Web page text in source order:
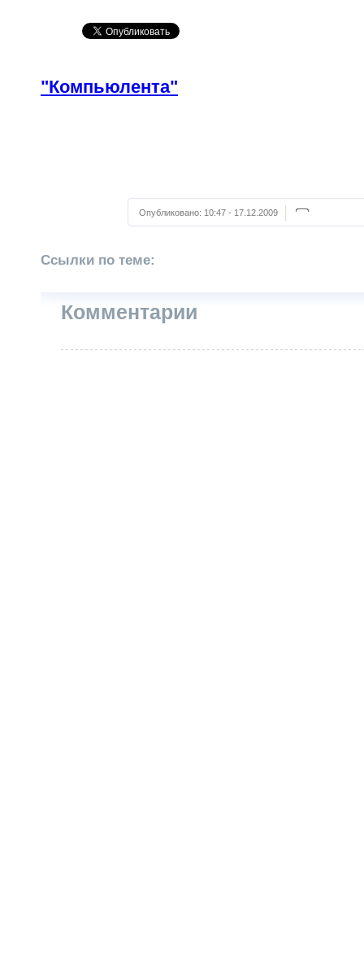
"Компьюлента"
Опубликовано: 10:47 - 17.12.2009
Ссылки по теме:
Комментарии